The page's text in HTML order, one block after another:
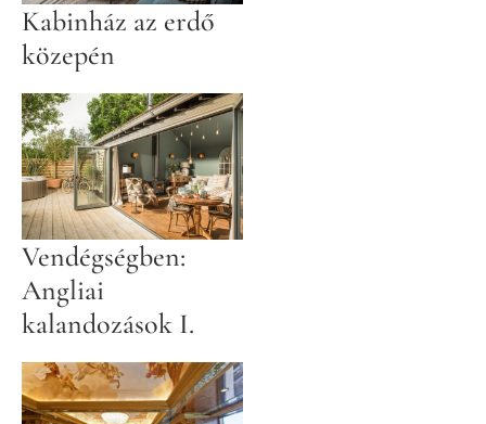
Kabinház az erdő
közepén
Vendégségben:
Angliai
kalandozások I.